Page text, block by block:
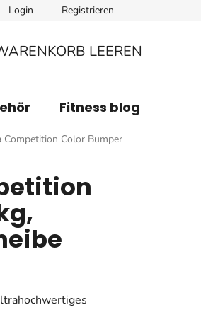
Login Registrieren
LEEREN
Fitness blog
Competition Color Bumper